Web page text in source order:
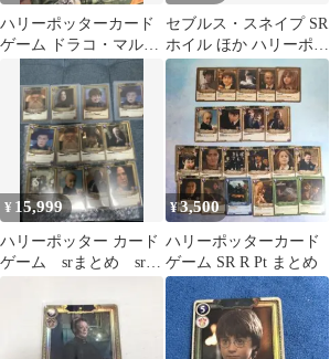
ハリーポッターカード
ゲーム ドラコ・マルフ
ォイ パラレル foil SR 2
セブルス・スネイプ SR
ホイル ほか ハリーポッ
ター カードゲーム 賢者
の石
¥ 15,999
ハリーポッター カード
ゲーム srまとめ sr⭐︎
¥3,500
ハリーポッターカード
ゲーム SR R Pt まとめ